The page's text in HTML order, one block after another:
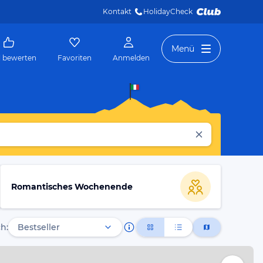
Kontakt HolidayCheck
bewerten Favoriten Anmelden
Menü
Romantisches Wochenende